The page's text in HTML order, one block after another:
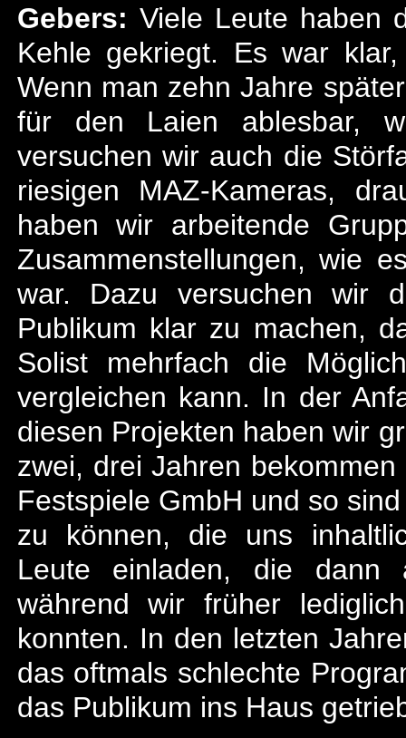
Gebers: Viele Leute haben
Kehle gekriegt. Es war
Wenn man zehn Jahre
für den Laien ablesbar,
versuchen wir auch die
riesigen MAZ-Kameras,
haben wir arbeitende
Zusammenstellungen, wie
war. Dazu versuchen wir
Publikum klar zu machen,
Solist mehrfach die
vergleichen kann. In der
diesen Projekten haben wir
zwei, drei Jahren
Festspiele GmbH und so
zu können, die uns
Leute einladen, die dann
während wir früher
konnten. In den letzten
das oftmals schlechte
das Publikum ins Haus